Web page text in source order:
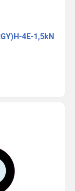
4E-1,5kN